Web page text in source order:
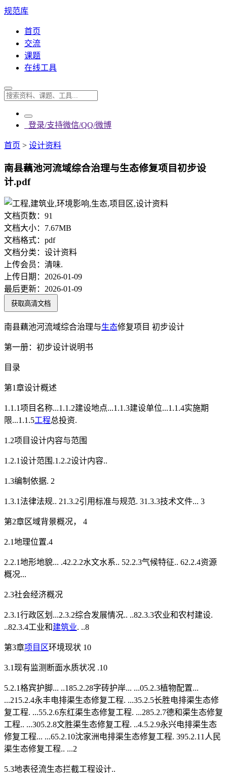
规范库
首页
交流
课题
在线工具
登录/支持微信/QQ/微博
首页 > 设计资料
南县藕池河流域综合治理与生态修复项目初步设
计.pdf
文档页数： 91
文档大小： 7.67MB
文档格式： pdf
文档分类： 设计资料
上传会员： 清味.
上传日期： 2026-01-09
最后更新： 2026-01-09
获取高清文档
南县藕池河流域综合治理与生态修复项目 初步设计
第一册：初步设计说明书
目录
第1章设计概述
1.1.1项目名称...1.1.2建设地点...1.1.3建设单位...1.1.4实施期
限...1.1.5工程总投资.
1.2项目设计内容与范围
1.2.1设计范围.1.2.2设计内容..
1.3编制依据. 2
1.3.1法律法规.. 21.3.2引用标准与规范. 31.3.3技术文件... 3
第2章区域背景概况， 4
2.1地理位置.4
2.2.1地形地貌... .42.2.2水文水系.. 52.2.3气候特征.. 62.2.4资源
概况...
2.3社会经济概况
2.3.1行政区划...2.3.2综合发展情况.. ..82.3.3农业和农村建设.
..82.3.4工业和建筑业. ..8
第3章项目区环境现状 10
3.1现有监测断面水质状况 .10
5.2.1格宾护脚... ..185.2.28字砖护岸... ...05.2.3植物配置...
...215.2.4永丰电排渠生态修复工程. ...35.2.5长胜电排渠生态修
复工程. ...55.2.6东红渠生态修复工程. ...285.2.7德和渠生态修复
工程.. ...305.2.8文胜渠生态修复工程. ..4.5.2.9永兴电排渠生态
修复工程... ...65.2.10沈家洲电排渠生态修复工程. 395.2.11人民
渠生态修复工程.. ...2
5.3地表径流生态拦截工程设计..